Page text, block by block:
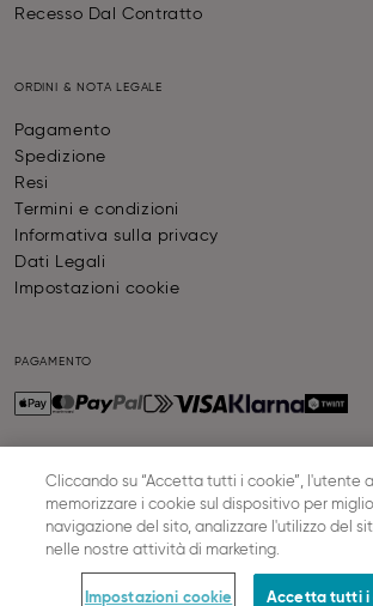
Recesso Dal Contratto
ORDINI & NOTA LEGALE
Pagamento
Spedizione
Resi
Termini e condizioni
Informativa sulla privacy
Dati Legali
Impostazioni cookie
PAGAMENTO
SPEDIZIONE
2026ALL RIGHTS RESERVED
Cliccando su “Accetta tutti i cookie”, l'utente
memorizzare i cookie sul dispositivo per
navigazione del sito, analizzare l'utilizzo del
nelle nostre attività di marketing.
Impostazioni cookie Accetta tutti i